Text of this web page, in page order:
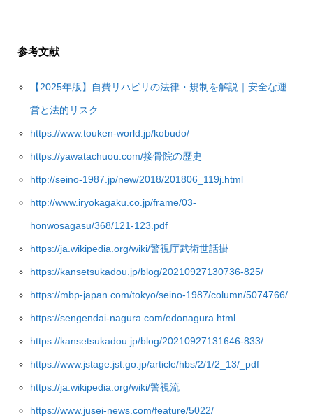
参考文献
【2025年版】自費リハビリの法律・規制を解説｜安全な運
営と法的リスク
https://www.touken-world.jp/kobudo/
https://yawatachuou.com/接骨院の歴史
http://seino-1987.jp/new/2018/201806_119j.html
http://www.iryokagaku.co.jp/frame/03-
honwosagasu/368/121-123.pdf
https://ja.wikipedia.org/wiki/警視庁武術世話掛
https://kansetsukadou.jp/blog/20210927130736-825/
https://mbp-japan.com/tokyo/seino-1987/column/5074766/
https://sengendai-nagura.com/edonagura.html
https://kansetsukadou.jp/blog/20210927131646-833/
https://www.jstage.jst.go.jp/article/hbs/2/1/2_13/_pdf
https://ja.wikipedia.org/wiki/警視流
https://www.jusei-news.com/feature/5022/